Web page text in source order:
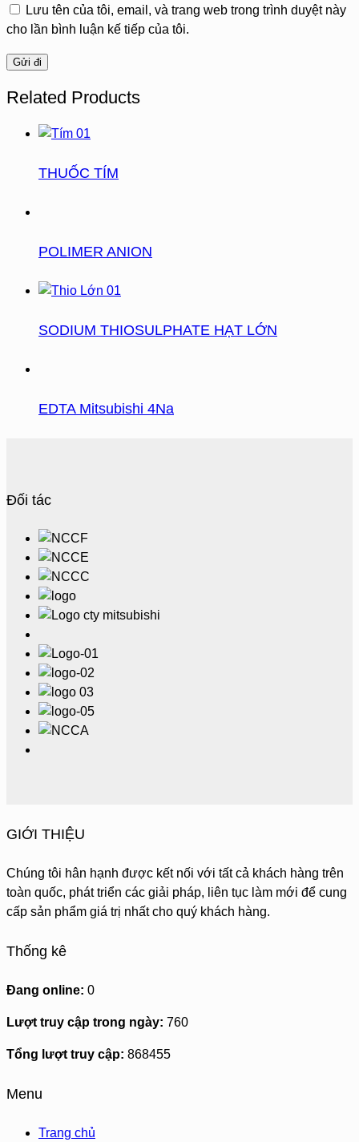
Lưu tên của tôi, email, và trang web trong trình duyệt này
cho lần bình luận kế tiếp của tôi.
Related Products
THUỐC TÍM
POLIMER ANION
SODIUM THIOSULPHATE HẠT LỚN
EDTA Mitsubishi 4Na
Đối tác
GIỚI THIỆU
Chúng tôi hân hạnh được kết nối với tất cả khách hàng trên
toàn quốc, phát triển các giải pháp, liên tục làm mới để cung
cấp sản phẩm giá trị nhất cho quý khách hàng.
Thống kê
Đang online: 0
Lượt truy cập trong ngày: 760
Tổng lượt truy cập: 868455
Menu
Trang chủ